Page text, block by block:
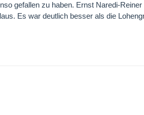
gefallen zu haben. Ernst Naredi-
Es war deutlich besser als die